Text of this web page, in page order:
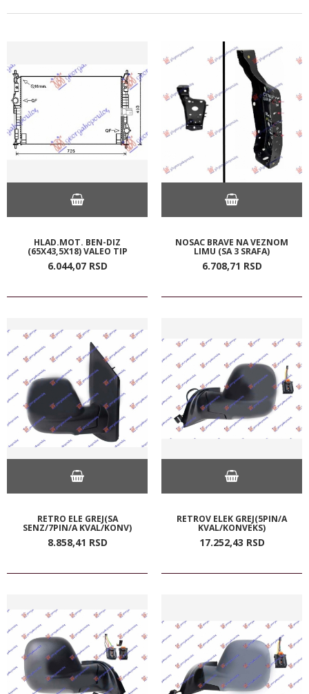
HLAD.MOT. BEN-DIZ
(65X43,5X18) VALEO TIP
6.044,07 RSD
NOSAC BRAVE NA VEZNOM
LIMU (SA 3 SRAFA)
6.708,71 RSD
RETRO ELE GREJ(SA
SENZ/7PIN/A KVAL/KONV)
8.858,41 RSD
RETROV ELEK GREJ(5PIN/A
KVAL/KONVEKS)
17.252,43 RSD